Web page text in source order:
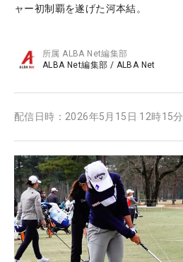
ャー初制覇を遂げた河本結。
所属ALBA Net編集部
ALBA Net編集部 / ALBA Net
配信日時： 2026年5月15日 12時15分